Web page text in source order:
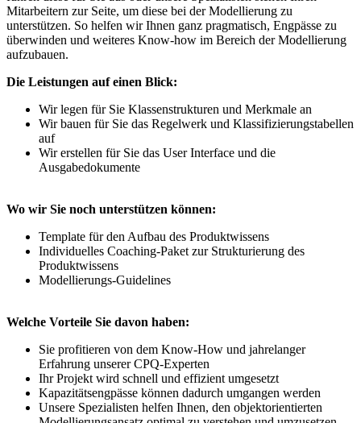
Mitarbeitern zur Seite, um diese bei der Modellierung zu
unterstützen. So helfen wir Ihnen ganz pragmatisch, Engpässe zu
überwinden und weiteres Know-how im Bereich der Modellierung
aufzubauen.
Die Leistungen auf einen Blick:
Wir legen für Sie Klassenstrukturen und Merkmale an
Wir bauen für Sie das Regelwerk und Klassifizierungstabellen
auf
Wir erstellen für Sie das User Interface und die
Ausgabedokumente
Wo wir Sie noch unterstützen können:
Template für den Aufbau des Produktwissens
Individuelles Coaching-Paket zur Strukturierung des
Produktwissens
Modellierungs-Guidelines
Welche Vorteile Sie davon haben:
Sie profitieren von dem Know-How und jahrelanger
Erfahrung unserer CPQ-Experten
Ihr Projekt wird schnell und effizient umgesetzt
Kapazitätsengpässe können dadurch umgangen werden
Unsere Spezialisten helfen Ihnen, den objektorientierten